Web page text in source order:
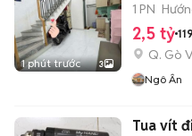
1 phút trước 3
1 PN
2,5 tỷ
Q. Gò
Ngô Ân
Tua vít